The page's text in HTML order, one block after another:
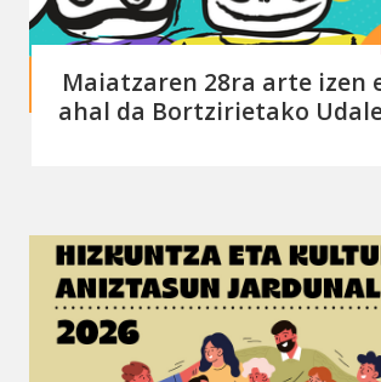
Maiatzaren 28ra arte izen
ahal da Bortzirietako